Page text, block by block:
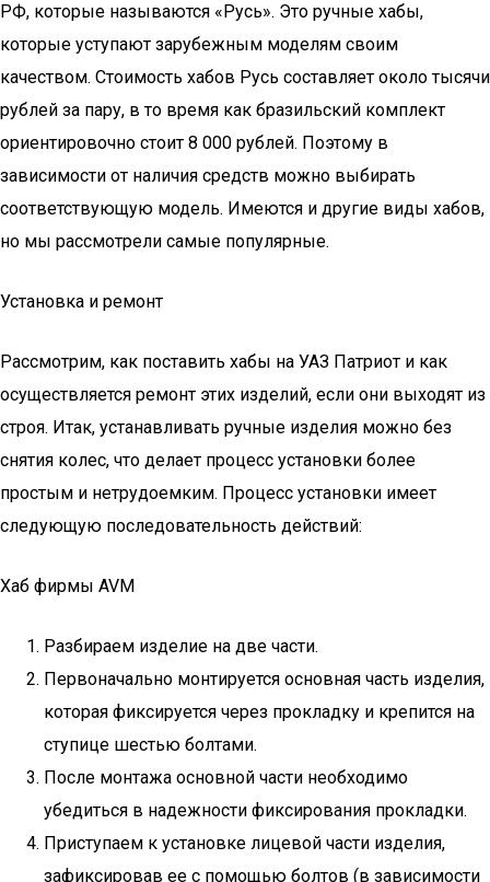
РФ, которые называются «Русь». Это ручные хабы,
которые уступают зарубежным моделям своим
качеством. Стоимость хабов Русь составляет около тысячи
рублей за пару, в то время как бразильский комплект
ориентировочно стоит 8 000 рублей. Поэтому в
зависимости от наличия средств можно выбирать
соответствующую модель. Имеются и другие виды хабов,
но мы рассмотрели самые популярные.
Установка и ремонт
Рассмотрим, как поставить хабы на УАЗ Патриот и как
осуществляется ремонт этих изделий, если они выходят из
строя. Итак, устанавливать ручные изделия можно без
снятия колес, что делает процесс установки более
простым и нетрудоемким. Процесс установки имеет
следующую последовательность действий:
Хаб фирмы AVM
Разбираем изделие на две части.
Первоначально монтируется основная часть изделия,
которая фиксируется через прокладку и крепится на
ступице шестью болтами.
После монтажа основной части необходимо
убедиться в надежности фиксирования прокладки.
Приступаем к установке лицевой части изделия,
зафиксировав ее с помощью болтов (в зависимости